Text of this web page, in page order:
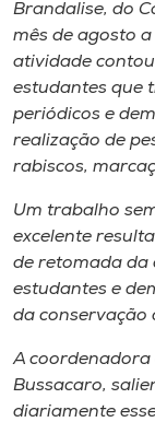
CPA
Biblioteca
Editora
Rádio
Museu
Unoesc
Store
Brandalise, do
mês de agosto
atividade
estudantes que
periódicos e
realização de
rabiscos,
Um trabalho
excelente
de retomada da
estudantes e
da conservação
A coordenadora
Bussacaro,
diariamente